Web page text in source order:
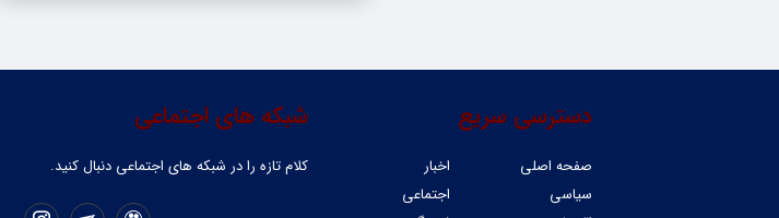
شبکه های اجتماعی
کلام تازه را در شبکه ‌های اجتماعی دنبال کنید.
دسترسی سریع
صفحه اصلی
اخبار
سیاسی
اجتماعی